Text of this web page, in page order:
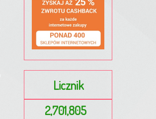
Licznik
2,701,805